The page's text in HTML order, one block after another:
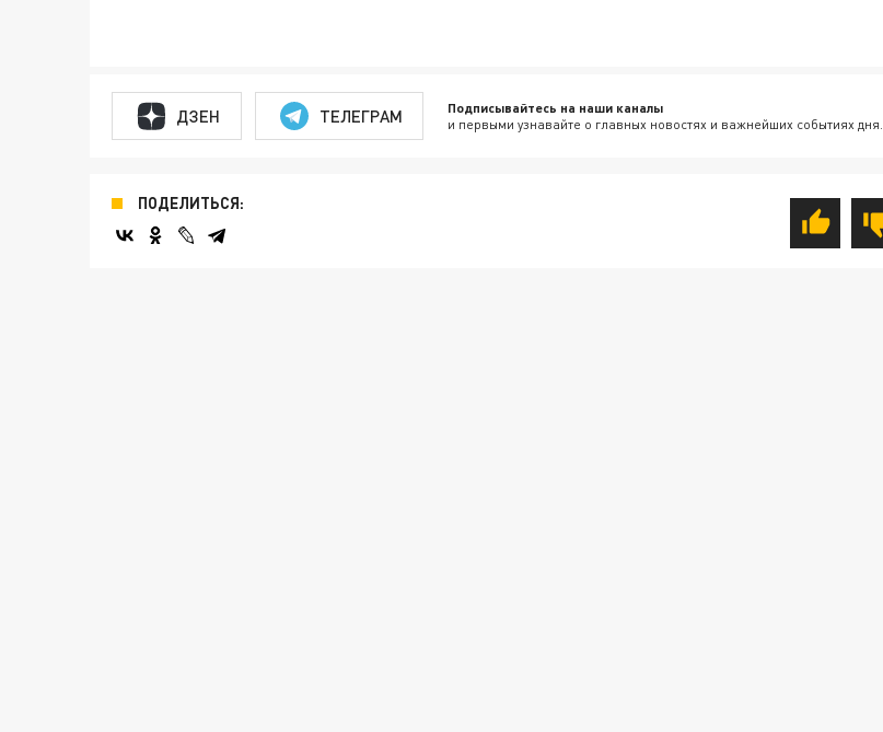
ДЗЕН ТЕЛЕГРАМ Подписывайтесь на наши каналы
и первыми узнавайте о главных новостях и важнейших событиях дня.
ПОДЕЛИТЬСЯ: